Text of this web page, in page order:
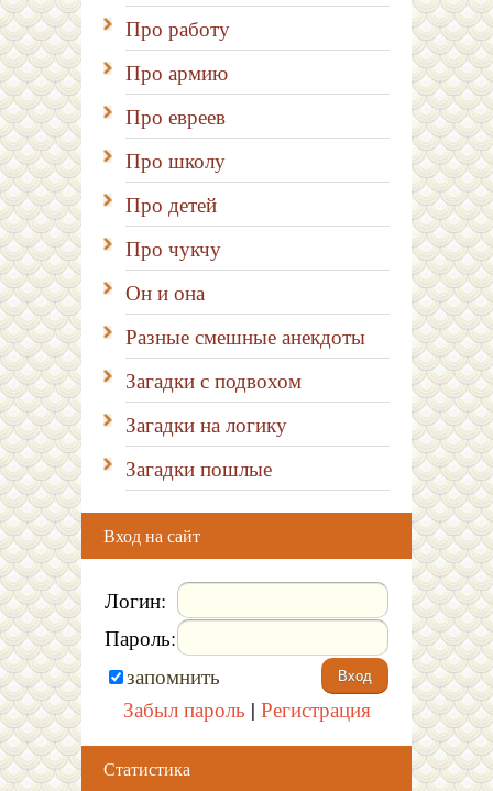
Про работу
Про армию
Про евреев
Про школу
Про детей
Про чукчу
Он и она
Разные смешные анекдоты
Загадки с подвохом
Загадки на логику
Загадки пошлые
Вход на сайт
Логин:
Пароль:
запомнить
Забыл пароль | Регистрация
Статистика